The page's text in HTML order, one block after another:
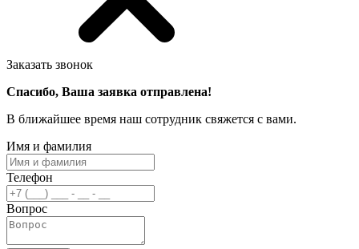
Заказать звонок
Спасибо, Ваша заявка отправлена!
В ближайшее время наш сотрудник свяжется с вами.
Имя и фамилия
Телефон
Вопрос